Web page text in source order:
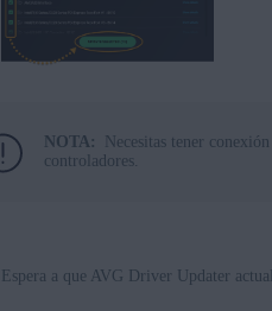
NOTA:
Necesitas tener
controladores.
Espera a que AVG Driver Updater